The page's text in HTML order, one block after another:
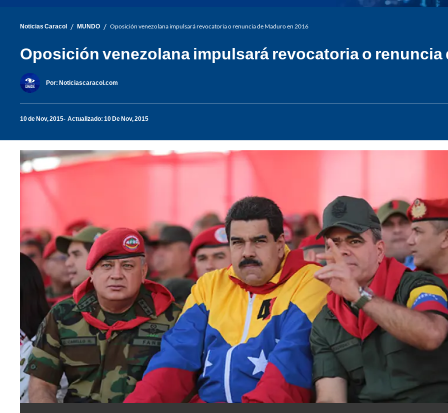
Noticias Caracol / MUNDO / Oposición venezolana impulsará revocatoria o renuncia de Maduro en 2016
Oposición venezolana impulsará revocatoria o renuncia
Por: Noticiascaracol.com
10 de Nov, 2015 Actualizado: 10 De Nov, 2015